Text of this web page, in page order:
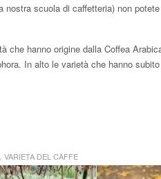
nostra scuola di caffetteria) non
che hanno origine dalla Coffea
In alto le varietà che hanno
, VARIETA DEL CAFFE